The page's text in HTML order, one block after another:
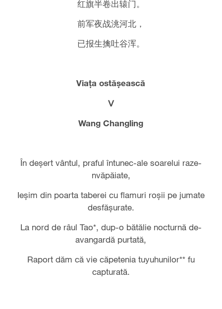
红旗半卷出辕门。
前军夜战洮河北，
已报生擒吐谷浑。
Viaţa ostăşească
Ⅴ
Wang Changling
În deşert vântul, praful întunec-ale soarelui raze-
nvăpăiate,
Ieşim din poarta taberei cu flamuri roşii pe jumate
desfăşurate.
La nord de râul Tao*, dup-o bătălie nocturnă de-
avangardă purtată,
Raport dăm că vie căpetenia tuyuhunilor** fu
capturată.